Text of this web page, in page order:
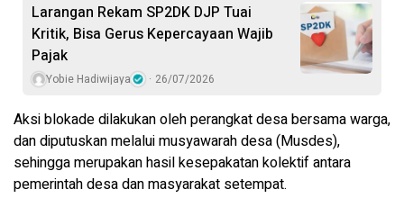
Larangan Rekam SP2DK DJP Tuai
Kritik, Bisa Gerus Kepercayaan Wajib
Pajak
Yobie Hadiwijaya 26/07/2026
Aksi blokade dilakukan oleh perangkat desa bersama warga,
dan diputuskan melalui musyawarah desa (Musdes),
sehingga merupakan hasil kesepakatan kolektif antara
pemerintah desa dan masyarakat setempat.